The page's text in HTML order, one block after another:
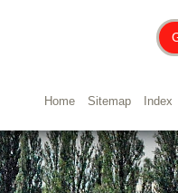
Home Sitemap Index